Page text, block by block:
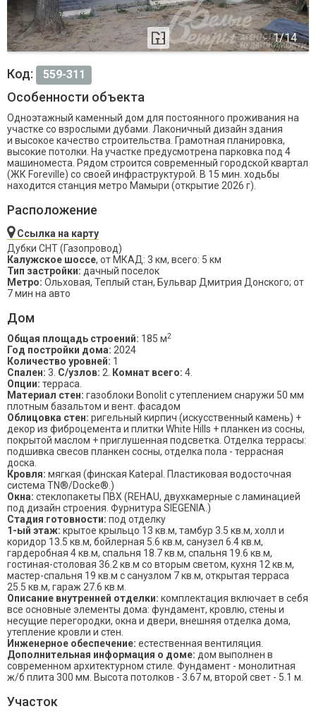
Код: 559-311
Особенности объекта
Одноэтажный каменный дом для постоянного проживания на
участке со взрослыми дубами. Лаконичный дизайн здания
и высокое качество строительства. Грамотная планировка,
высокие потолки. На участке предусмотрена парковка под 4
машиноместа. Рядом строится современный городской квартал
(ЖК Foreville) со своей инфраструктурой. В 15 мин. ходьбы
находится станция метро Мамыри (открытие 2026 г).
Расположение
Ссылка на карту
Дубки СНТ (Газопровод)
Калужское шоссе, от МКАД: 3 км, всего: 5 км
Тип застройки: дачный поселок
Метро: Ольховая, Теплый стан, Бульвар Дмитрия Донского; от
7 мин на авто
Дом
Общая площадь строений: 185 м2
Год постройки дома: 2024
Количество уровней: 1
Спален: 3. С/узлов: 2. Комнат всего: 4.
Опции: терраса.
Материал стен: газоблоки Bonolit с утеплением снаружи 50 мм
плотным базальтом и вент. фасадом
Облицовка стен: ригельный кирпич (искусственный камень) +
декор из фиброцемента и плитки White Hills + планкен из сосны,
покрытой маслом + приглушенная подсветка. Отделка террасы:
подшивка свесов планкен сосны, отделка пола - террасная
доска.
Кровля: мягкая (финская Katepal. Пластиковая водосточная
система TN®/Docke®.)
Окна: стеклопакеты ПВХ (REHAU, двухкамерные с ламинацией
под дизайн строения. Фурнитура SIEGENIA.)
Стадия готовности: под отделку
1-ый этаж: крытое крыльцо 13 кв.м, тамбур 3.5 кв.м, холл и
коридор 13.5 кв.м, бойлерная 5.6 кв.м, санузел 6.4 кв.м,
гардеробная 4 кв.м, спальня 18.7 кв.м, спальня 19.6 кв.м,
гостиная-столовая 36.2 кв.м со вторым светом, кухня 12 кв.м,
мастер-спальня 19 кв.м с санузлом 7 кв.м, открытая терраса
25.5 кв.м, гараж 27.6 кв.м.
Описание внутренней отделки: комплектация включает в себя
все основные элементы дома: фундамент, кровлю, стены и
несущие перегородки, окна и двери, внешняя отделка дома,
утепление кровли и стен.
Инженерное обеспечение: естественная вентиляция.
Дополнительная информация о доме: дом выполнен в
современном архитектурном стиле. Фундамент - монолитная
ж/б плита 300 мм. Высота потолков - 3.67 м, второй свет - 5.1 м.
Участок